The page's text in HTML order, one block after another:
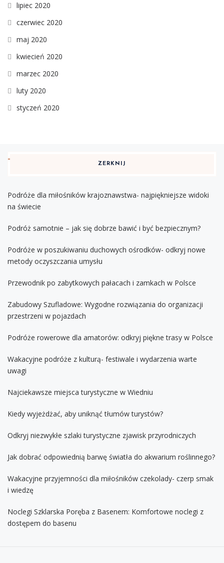
lipiec 2020
czerwiec 2020
maj 2020
kwiecień 2020
marzec 2020
luty 2020
styczeń 2020
ZERKNIJ
Podróże dla miłośników krajoznawstwa- najpiękniejsze widoki
na świecie
Podróż samotnie – jak się dobrze bawić i być bezpiecznym?
Podróże w poszukiwaniu duchowych ośrodków- odkryj nowe
metody oczyszczania umysłu
Przewodnik po zabytkowych pałacach i zamkach w Polsce
Zabudowy Szufladowe: Wygodne rozwiązania do organizacji
przestrzeni w pojazdach
Podróże rowerowe dla amatorów: odkryj piękne trasy w Polsce
Wakacyjne podróże z kulturą- festiwale i wydarzenia warte
uwagi
Najciekawsze miejsca turystyczne w Wiedniu
Kiedy wyjeżdżać, aby uniknąć tłumów turystów?
Odkryj niezwykłe szlaki turystyczne zjawisk przyrodniczych
Jak dobrać odpowiednią barwę światła do akwarium roślinnego?
Wakacyjne przyjemności dla miłośników czekolady- czerp smak
i wiedzę
Noclegi Szklarska Poręba z Basenem: Komfortowe noclegi z
dostępem do basenu